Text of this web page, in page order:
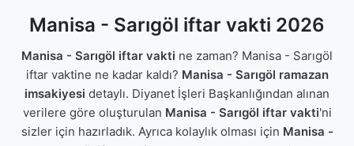
Manisa - Sarıgöl iftar vakti 2026
Manisa - Sarıgöl iftar vakti ne zaman? Manisa - Sarıgöl
iftar vaktine ne kadar kaldı? Manisa - Sarıgöl ramazan
imsakiyesi detaylı. Diyanet İşleri Başkanlığından alınan
verilere göre oluşturulan Manisa - Sarıgöl iftar vakti'ni
sizler için hazırladık. Ayrıca kolaylık olması için Manisa -